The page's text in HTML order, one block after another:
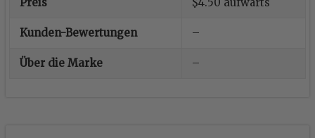
Kunden-Bewertungen –
Über die Marke –